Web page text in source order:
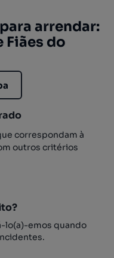
arrendar:
Fiães do
correspondam à
outros critérios
lo(a)-emos quando